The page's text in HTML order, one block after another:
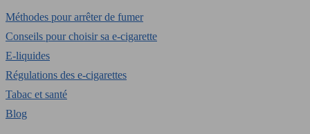
Méthodes pour arrêter de fumer
Conseils pour choisir sa e-cigarette
E-liquides
Régulations des e-cigarettes
Tabac et santé
Blog